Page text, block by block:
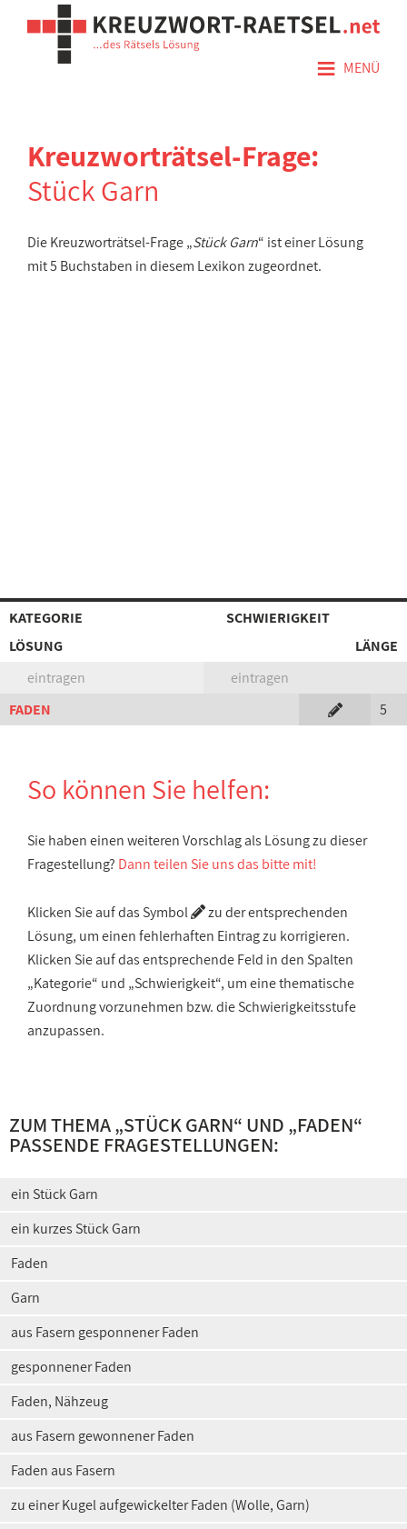
≡ MENÜ
Kreuzworträtsel-Frage:
Stück Garn
Die Kreuzworträtsel-Frage „Stück Garn“ ist einer Lösung
mit 5 Buchstaben in diesem Lexikon zugeordnet.
KATEGORIE
SCHWIERIGKEIT
LÖSUNG
LÄNGE
eintragen
eintragen
FADEN
5
So können Sie helfen:
Sie haben einen weiteren Vorschlag als Lösung zu dieser
Fragestellung? Dann teilen Sie uns das bitte mit!
Klicken Sie auf das Symbol
zu der entsprechenden
Lösung, um einen fehlerhaften Eintrag zu korrigieren.
Klicken Sie auf das entsprechende Feld in den Spalten
„Kategorie“ und „Schwierigkeit“, um eine thematische
Zuordnung vorzunehmen bzw. die Schwierigkeitsstufe
anzupassen.
ZUM THEMA „STÜCK GARN“ UND „FADEN“
PASSENDE FRAGESTELLUNGEN:
ein Stück Garn
ein kurzes Stück Garn
Faden
Garn
aus Fasern gesponnener Faden
gesponnener Faden
Faden, Nähzeug
aus Fasern gewonnener Faden
Faden aus Fasern
zu einer Kugel aufgewickelter Faden (Wolle, Garn)